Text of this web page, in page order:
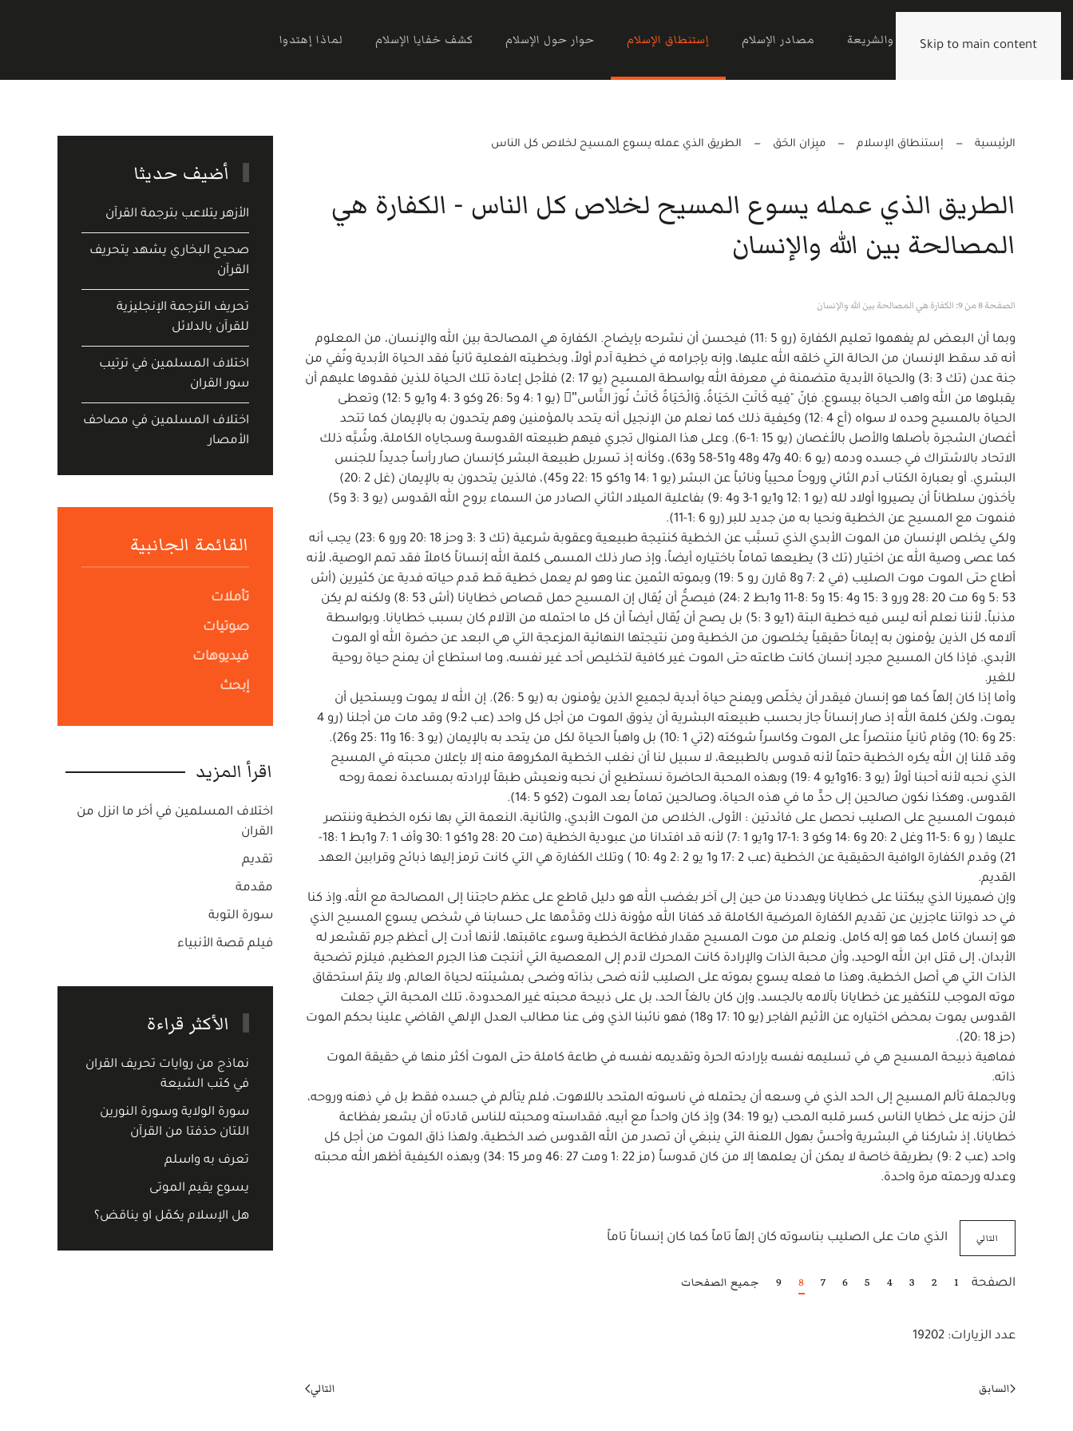
Skip to main content
الرئيسية القرآن والشريعة مصادر الإسلام إستنطاق الإسلام حوار حول الإسلام كشف خفايا الإسلام لماذا إهتدوا
الرئيسية إستنطاق الإسلام ميِزان الحَق الطريق الذي عمله يسوع المسيح لخلاص كل الناس
الطريق الذي عمله يسوع المسيح لخلاص كل الناس - الكفارة هي
المصالحة بين الله والإنسان
الصفحة 8 من 9: الكفارة هي المصالحة بين الله والإنسان
وبما أن البعض لم يفهموا تعليم الكفارة (رو 5 :11) فيحسن أن نشرحه بإيضاح. الكفارة هي المصالحة بين الله والإنسان، من المعلوم
أنه قد سقط الإنسان من الحالة التي خلقه الله عليها، وإنه بإجرامه في خطية آدم أولاً، وبخطيته الفعلية ثانياً فقد الحياة الأبدية ونُفي من
جنة عدن (تك 3 :3) والحياة الأبدية متضمنة في معرفة الله بواسطة المسيح (يو 17 :2) فلأجل إعادة تلك الحياة للذين فقدوها عليهم أن
يقبلوها من الله واهب الحياة بيسوع. فإنّ "فِيه كَانَتِ الحَيَاةُ، وَالْحَيَاةُ كَانَتْ نُورَ النَّاس"ِ (يو 1 :4 و5 :26 وكو 3 :4 و1يو 5 :12) وتعطى
الحياة بالمسيح وحده لا سواه (أع 4 :12) وكيفية ذلك كما نعلم من الإنجيل أنه يتحد بالمؤمنين وهم يتحدون به بالإيمان كما تتحد
أغصان الشجرة بأصلها والأصل بالأغصان (يو 15 :1-6). وعلى هذا المنوال تجري فيهم طبيعته القدوسة وسجاياه الكاملة، وشُبَّه ذلك
الاتحاد بالاشتراك في جسده ودمه (يو 6 :40 و47 و48 و51-58 و63)، وكأنه إذ تسربل طبيعة البشر كإنسان صار رأساً جديداً للجنس
البشري. أو بعبارة الكتاب آدم الثاني وروحاً محيياً ونائباً عن البشر (يو 1 :14 و1كو 15 :22 و45)، فالذين يتحدون به بالإيمان (غل 2 :20)
يأخذون سلطاناً أن يصيروا أولاد لله (يو 1 :12 و1يو 1-3 و4 :9) بفاعلية الميلاد الثاني الصادر من السماء بروح الله القدوس (يو 3 :3 و5)
فنموت مع المسيح عن الخطية ونحيا به من جديد للبر (رو 6 :1-11).
ولكي يخلص الإنسان من الموت الأبدي الذي تسبَّب عن الخطية كنتيجة طبيعية وعقوبة شرعية (تك 3 :3 وحز 18 :20 ورو 6 :23) يجب أنه
كما عصى وصية الله عن اختيار (تك 3) يطيعها تماماً باختياره أيضاً، وإذ صار ذلك المسمى كلمة الله إنساناً كاملاً فقد تمم الوصية، لأنه
أطاع حتى الموت موت الصليب (في 2 :7 و8 قارن رو 5 :19) وبموته الثمين عنا وهو لم يعمل خطية قط قدم حياته فدية عن كثيرين (أش
53 :5 و6 مت 20 :28 ورو 3 :15 و4 :15 و5 :8-11 و1بط 2 :24) فيصحُّ أن يُقال إن المسيح حمل قصاص خطايانا (أش 53 :8) ولكنه لم يكن
مذنباً، لأننا نعلم أنه ليس فيه خطية البتة (1يو 3 :5) بل يصح أن يُقال أيضاً أن كل ما احتمله من الآلام كان بسبب خطايانا. وبواسطة
آلامه كل الذين يؤمنون به إيماناً حقيقياً يخلصون من الخطية ومن نتيجتها النهائية المزعجة التي هي البعد عن حضرة الله أو الموت
الأبدي. فإذا كان المسيح مجرد إنسان كانت طاعته حتى الموت غير كافية لتخليص أحد غير نفسه، وما استطاع أن يمنح حياة روحية
للغير.
وأما إذا كان إلهاً كما هو إنسان فيقدر أن يخلّص ويمنح حياة أبدية لجميع الذين يؤمنون به (يو 5 :26). إن الله لا يموت ويستحيل أن
يموت، ولكن كلمة الله إذ صار إنساناً جاز بحسب طبيعته البشرية أن يذوق الموت من أجل كل واحد (عب 9:2) وقد مات من أجلنا (رو 4
:25 و6 :10) وقام ثانياً منتصراً على الموت وكاسراً شوكته (2تي 1 :10) بل واهباً الحياة لكل من يتحد به بالإيمان (يو 3 :16 و11 :25 و26).
وقد قلنا إن الله يكره الخطية حتماً لأنه قدوس بالطبيعة، لا سبيل لنا أن نغلب الخطية المكروهة منه إلا بإعلان محبته في المسيح
الذي نحبه لأنه أحبنا أولاً (يو 3 :16و1يو 4 :19) وبهذه المحبة الحاضرة نستطيع أن نحبه ونعيش طبقاً لإرادته بمساعدة نعمة روحه
القدوس، وهكذا نكون صالحين إلى حدٍّ ما في هذه الحياة، وصالحين تماماً بعد الموت (2كو 5 :14).
فبموت المسيح على الصليب نحصل على فائدتين : الأولى، الخلاص من الموت الأبدي، والثانية، النعمة التي بها نكره الخطية وننتصر
عليها ( رو 6 :5-11 وغل 2 :20 و6 :14 وكو 3 :1-17 و1يو 1 :7) لأنه قد افتدانا من عبودية الخطية (مت 20 :28 و1كو 1 :30 وأف 1 :7 و1بط 1 :18-
21) وقدم الكفارة الوافية الحقيقية عن الخطية (عب 2 :17 و1 يو 2 :2 و4 :10 ) وتلك الكفارة هي التي كانت ترمز إليها ذبائح وقرابين العهد
القديم.
وإن ضميرنا الذي يبكتنا على خطايانا ويهددنا من حين إلى آخر بغضب الله هو دليل قاطع على عظم حاجتنا إلى المصالحة مع الله، وإذ كنا
في حد ذواتنا عاجزين عن تقديم الكفارة المرضية الكاملة قد كفانا الله مؤونة ذلك وقدَّمها على حسابنا في شخص يسوع المسيح الذي
هو إنسان كامل كما هو إله كامل. ونعلم من موت المسيح مقدار فظاعة الخطية وسوء عاقبتها، لأنها أدت إلى أعظم جرم تقشعر له
الأبدان، إلى قتل ابن الله الوحيد، وأن محبة الذات والإرادة كانت المحرك لآدم إلى المعصية التي أنتجت هذا الجرم العظيم، فيلزم تضحية
الذات التي هي أصل الخطية، وهذا ما فعله يسوع بموته على الصليب لأنه ضحى بذاته وضحى بمشيئته لحياة العالم، ولا يتمّ استحقاق
موته الموجب للتكفير عن خطايانا بآلامه بالجسد، وإن كان بالغاً الحد، بل على ذبيحة محبته غير المحدودة، تلك المحبة التي جعلت
القدوس يموت بمحض اختياره عن الأثيم الفاجر (يو 10 :17 و18) فهو نائبنا الذي وفى عنا مطالب العدل الإلهي القاضي علينا بحكم الموت
(حز 18 :20).
فماهية ذبيحة المسيح هي في تسليمه نفسه بإرادته الحرة وتقديمه نفسه في طاعة كاملة حتى الموت أكثر منها في حقيقة الموت
ذاته.
وبالجملة تألم المسيح إلى الحد الذي في وسعه أن يحتمله في ناسوته المتحد باللاهوت، فلم يتألم في جسده فقط بل في ذهنه وروحه،
لأن حزنه على خطايا الناس كسر قلبه المحب (يو 19 :34) وإذ كان واحداً مع أبيه، فقداسته ومحبته للناس قادتاه أن يشعر بفظاعة
خطايانا، إذ شاركنا في البشرية وأحسَّ بهول اللعنة التي ينبغي أن تصدر من الله القدوس ضد الخطية، ولهذا ذاق الموت من أجل كل
واحد (عب 2 :9) بطريقة خاصة لا يمكن أن يعلمها إلا من كان قدوساً (مز 22 :1 ومت 27 :46 ومر 15 :34) وبهذه الكيفية أظهر الله محبته
وعدله ورحمته مرة واحدة.
التالي الذي مات على الصليب بناسوته كان إلهاً تاماً كما كان إنساناً تاماً
الصفحة 1
2
3
4
5
6
7
8
9 جميع الصفحات
عدد الزيارات: 19202
السابق التالي
أضيف حديثا
الأزهر يتلاعب بترجمة القرآن
صحيح البخاري يشهد يتحريف
القرآن
تحريف الترجمة الإنجليزية
للقرآن بالدلائل
اختلاف المسلمين في ترتيب
سور القران
اختلاف المسلمين في مصاحف
الأمصار
القائمة الجانبية
تأملات
صوتيات
فيديوهات
إبحث
اقرأ المزيد
اختلاف المسلمين في أخر ما انزل من
القران
تقديم
مقدمة
سورة التوبة
فيلم قصة الأنبياء
الأكثر قراءة
نماذج من روايات تحريف القران
في كتب الشيعة
سورة الولاية وسورة النورين
اللتان حذفتا من القرآن
تعرف به واسلم
يسوع يقيم الموتى
هل الإسلام يكمّل او يناقض؟